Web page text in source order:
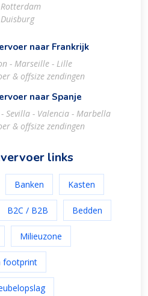
naar Frankrijk
- Marseille - Lille
& offsize zendingen
naar Spanje
Sevilla - Valencia - Marbella
& offsize zendingen
links
Banken Kasten
B2C / B2B Bedden
Milieuzone
footprint